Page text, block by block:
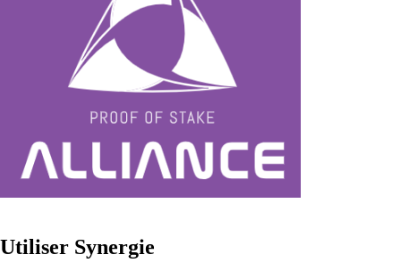
Utiliser Synergie